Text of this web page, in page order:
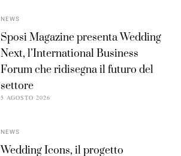
NEWS
Sposi Magazine presenta Wedding
Next, l’International Business
Forum che ridisegna il futuro del
settore
5 AGOSTO 2026
NEWS
Wedding Icons, il progetto